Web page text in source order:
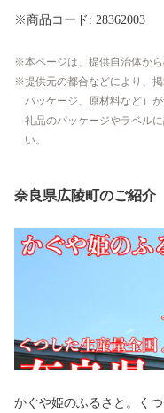
※商品コード: 28362003
本ページは、提供自治体か
提供元の都合などにより、
パッケージ、原材料など）
礼品のパッケージやラベル
い。
奈良県広陵町のご紹介
かぐや姫のふるさと。く